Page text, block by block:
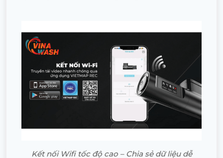
Kết nối Wifi tốc độ cao – Chia sẻ dữ liệu dễ